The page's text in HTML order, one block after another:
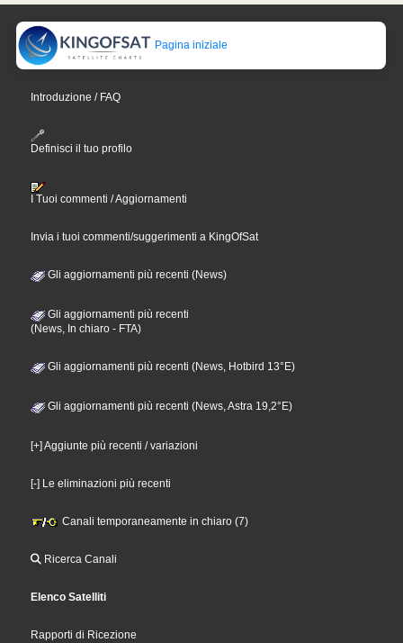
Pagina iniziale
Introduzione / FAQ
Definisci il tuo profilo
I Tuoi commenti / Aggiornamenti
Invia i tuoi commenti/suggerimenti a KingOfSat
Gli aggiornamenti più recenti (News)
Gli aggiornamenti più recenti
(News, In chiaro - FTA)
Gli aggiornamenti più recenti (News, Hotbird 13°E)
Gli aggiornamenti più recenti (News, Astra 19,2°E)
[+] Aggiunte più recenti / variazioni
[-] Le eliminazioni più recenti
Canali temporaneamente in chiaro (7)
Ricerca Canali
Elenco Satelliti
Rapporti di Ricezione